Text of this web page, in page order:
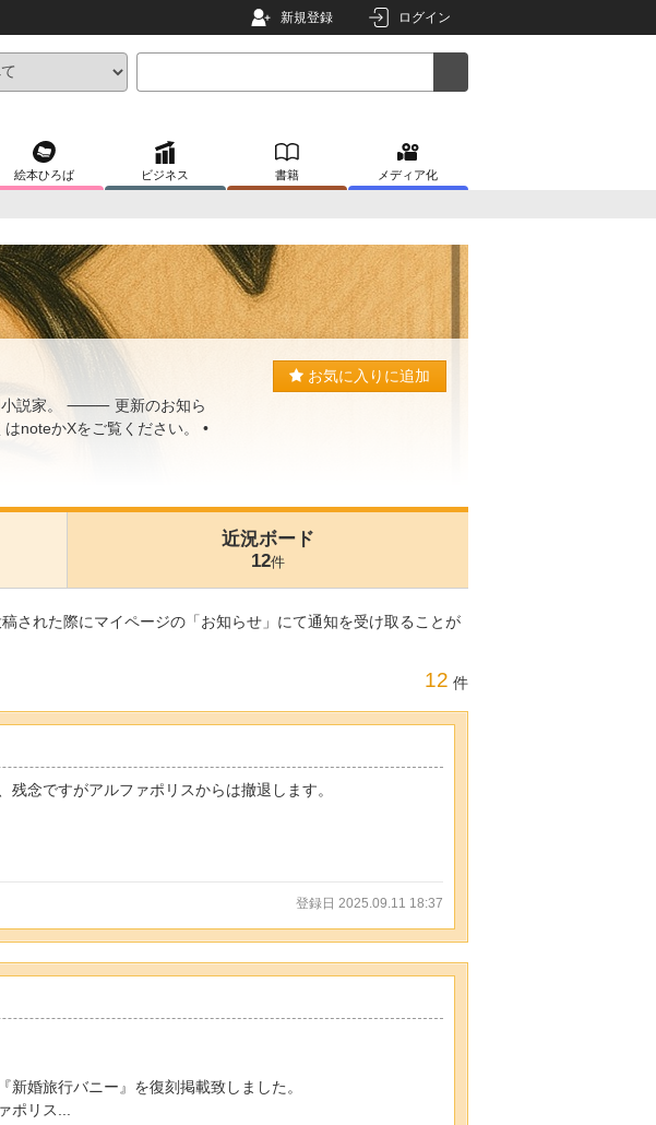
新規登録 ログイン
絵本ひろば ビジネス 書籍 メディア化
小説家。 ⸻ 更新のお知ら
noteかXをご覧ください。 •
お気に入りに追加
近況ボード
12件
された際にマイページの「お知らせ」にて通知を受け取ることが
12 件
念ですがアルファポリスからは撤退します。
登録日 2025.09.11 18:37
婚旅行バニー』を復刻掲載致しました。
ポリス...